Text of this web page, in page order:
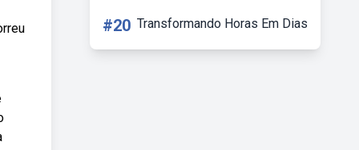
#20 Transformando Horas Em Dias